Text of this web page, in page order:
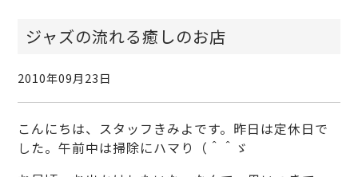
ジャズの流れる癒しのお店
2010年09月23日
こんにちは、スタッフきみよです。昨日は定休日で
した。午前中は掃除にハマり（＾＾ゞ